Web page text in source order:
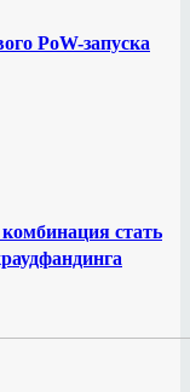
PoW-запуска
стать